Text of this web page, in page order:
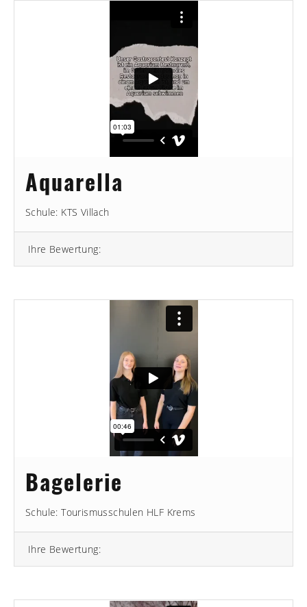
Aquarella
Schule: KTS Villach
Ihre Bewertung:
Bagelerie
Schule: Tourismusschulen HLF Krems
Ihre Bewertung: